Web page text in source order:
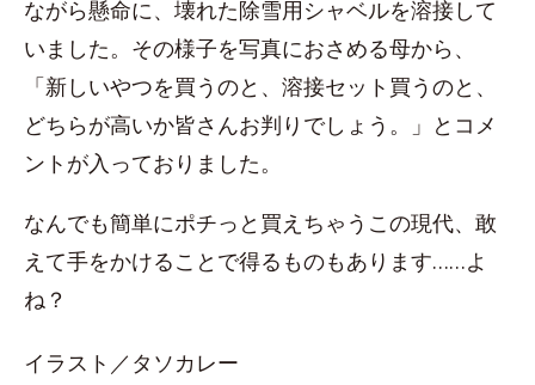
ながら懸命に、壊れた除雪用シャベルを溶接して
いました。その様子を写真におさめる母から、
「新しいやつを買うのと、溶接セット買うのと、
どちらが高いか皆さんお判りでしょう。」とコメ
ントが入っておりました。
なんでも簡単にポチっと買えちゃうこの現代、敢
えて手をかけることで得るものもあります……よ
ね？
イラスト／タソカレー